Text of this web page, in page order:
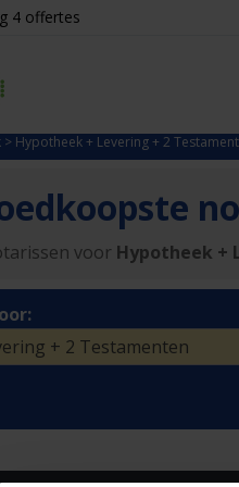
4 offertes
> Hypotheek + Levering + 2
voor Hypotheek +